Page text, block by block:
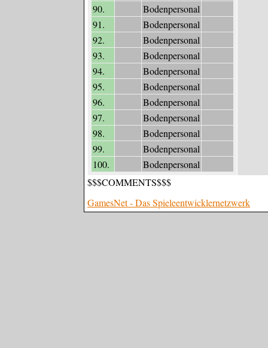
90.
Bodenpersonal
91.
Bodenpersonal
92.
Bodenpersonal
93.
Bodenpersonal
94.
Bodenpersonal
95.
Bodenpersonal
96.
Bodenpersonal
97.
Bodenpersonal
98.
Bodenpersonal
99.
Bodenpersonal
100.
Bodenpersonal
$$$COMMENTS$$$
GamesNet - Das Spieleentwicklernetzwerk